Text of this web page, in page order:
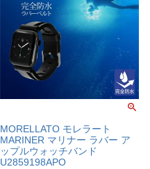
MORELLATO モレラート
MARINER マリナー ラバー ア
ップルウォッチバンド
U2859198APO